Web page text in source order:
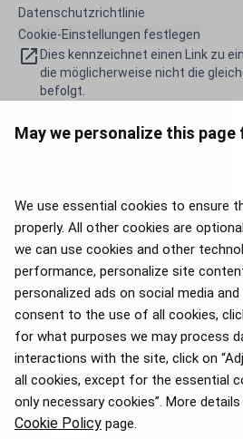
May we personalize this page
We use essential cookies to ensure
properly. All other cookies are
we can use cookies and other
performance, personalize site
personalized ads on social media
consent to the use of all cookies,
for what purposes we may process
interactions with the site, click on
all cookies, except for the essential
only necessary cookies”. More
Cookie Policy page.
Datenschutzrichtlinie
Cookie-Einstellungen festlegen
Dies kennzeichnet einen Link zu
die möglicherweise nicht die
befolgt.
Diese Website wird von
Der Inhalt dieser Webseite wurde
Ihnen die Buchung zu erleichtern. Wir
eventuelle Ungenauigkeiten und